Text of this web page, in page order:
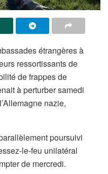
étrangères à
ressortissants de
de frappes de
à perturber samedi
nazie,
poursuivi
le-feu unilatéral
de mercredi.